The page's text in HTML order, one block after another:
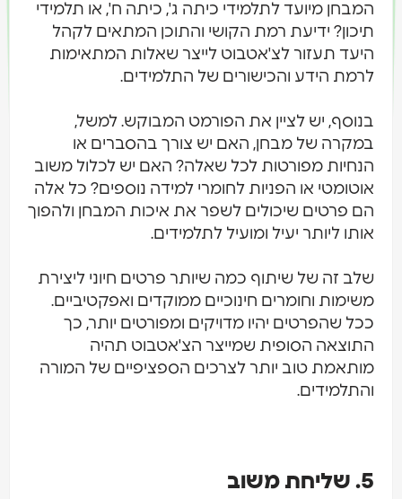
המבחן מיועד לתלמידי כיתה ג', כיתה ח', או תלמידי
תיכון? ידיעת רמת הקושי והתוכן המתאים לקהל
היעד תעזור לצ'אטבוט לייצר שאלות המתאימות
לרמת הידע והכישורים של התלמידים.
בנוסף, יש לציין את הפורמט המבוקש. למשל,
במקרה של מבחן, האם יש צורך בהסברים או
הנחיות מפורטות לכל שאלה? האם יש לכלול משוב
אוטומטי או הפניות לחומרי למידה נוספים? כל אלה
הם פרטים שיכולים לשפר את איכות המבחן ולהפוך
אותו ליותר יעיל ומועיל לתלמידים.
שלב זה של שיתוף כמה שיותר פרטים חיוני ליצירת
משימות וחומרים חינוכיים ממוקדים ואפקטיביים.
ככל שהפרטים יהיו מדויקים ומפורטים יותר, כך
התוצאה הסופית שמייצר הצ'אטבוט תהיה
מותאמת טוב יותר לצרכים הספציפיים של המורה
והתלמידים.
5. שליחת משוב